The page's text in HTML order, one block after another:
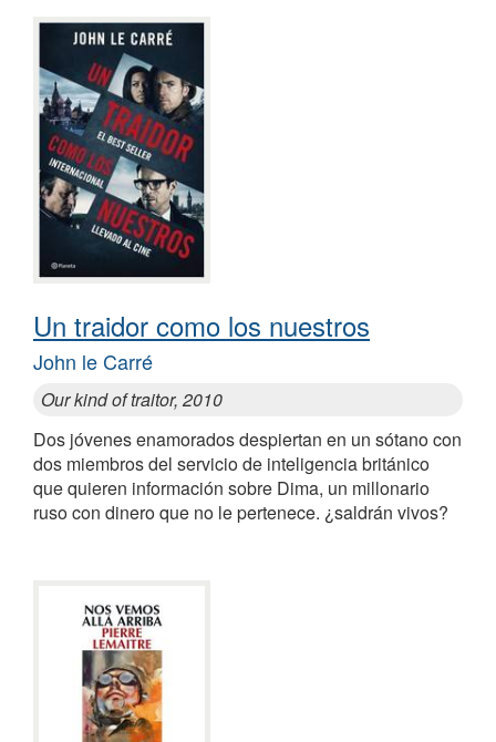
Un traidor como los nuestros
John le Carré
Our kind of traitor, 2010
Dos jóvenes enamorados despiertan en un sótano con
dos miembros del servicio de inteligencia británico
que quieren información sobre Dima, un millonario
ruso con dinero que no le pertenece. ¿saldrán vivos?